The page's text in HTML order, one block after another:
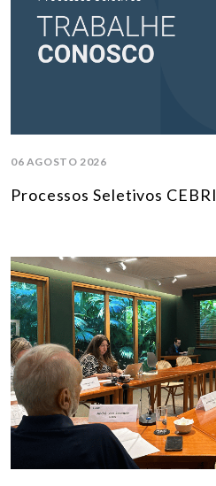
06 AGOSTO 2026
Processos Seletivos CEBRI